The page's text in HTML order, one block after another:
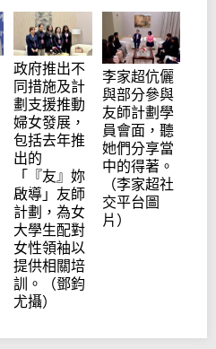
政府推出不
同措施及計
劃支援推動
婦女發展，
包括去年推
出的
「『友』妳
啟導」友師
計劃，為女
大學生配對
女性領袖以
提供相關培
訓。（鄧鈞
尤攝）
李家超伉儷
與部分參與
友師計劃學
員會面，聽
她們分享當
中的得著。
（李家超社
交平台圖
片）